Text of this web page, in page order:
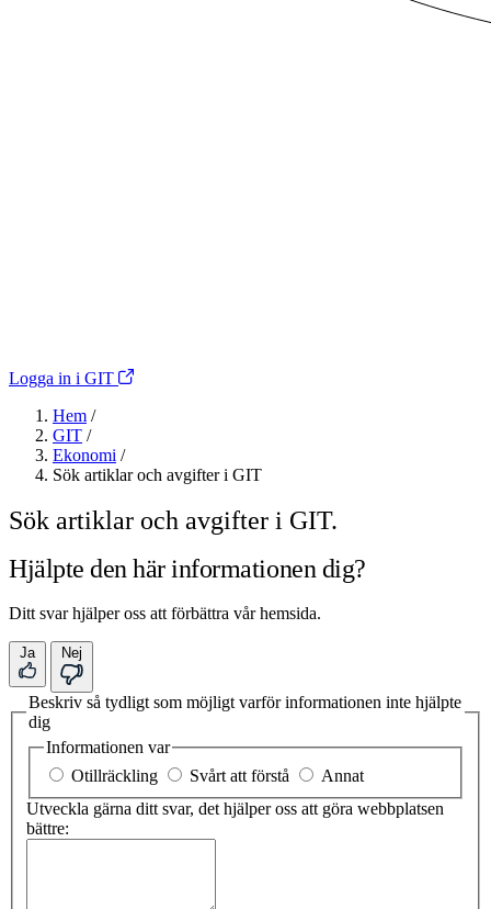
Logga in i GIT
Hem /
GIT /
Ekonomi /
Sök artiklar och avgifter i GIT
Sök artiklar och avgifter i GIT.
Hjälpte den här informationen dig?
Ditt svar hjälper oss att förbättra vår hemsida.
Ja Nej
Beskriv så tydligt som möjligt varför informationen inte hjälpte
dig
Informationen var
Otillräckling
Svårt att förstå
Annat
Utveckla gärna ditt svar, det hjälper oss att göra webbplatsen
bättre: